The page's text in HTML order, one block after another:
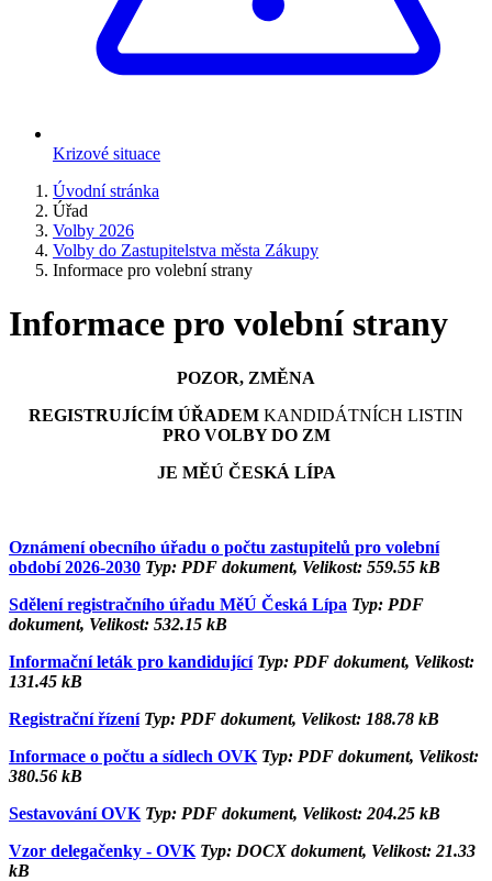
Krizové situace
Úvodní stránka
Úřad
Volby 2026
Volby do Zastupitelstva města Zákupy
Informace pro volební strany
Informace pro volební strany
POZOR, ZMĚNA
REGISTRUJÍCÍM ÚŘADEM KANDIDÁTNÍCH LISTIN
PRO VOLBY DO ZM
JE MĚÚ ČESKÁ LÍPA
Oznámení obecního úřadu o počtu zastupitelů pro volební
období 2026-2030 Typ: PDF dokument, Velikost: 559.55 kB
Sdělení registračního úřadu MěÚ Česká Lípa Typ: PDF
dokument, Velikost: 532.15 kB
Informační leták pro kandidujícíTyp: PDF dokument, Velikost:
131.45 kB
Registrační řízení Typ: PDF dokument, Velikost: 188.78 kB
Informace o počtu a sídlech OVK Typ: PDF dokument, Velikost:
380.56 kB
Sestavování OVK Typ: PDF dokument, Velikost: 204.25 kB
Vzor delegačenky - OVK Typ: DOCX dokument, Velikost: 21.33
kB